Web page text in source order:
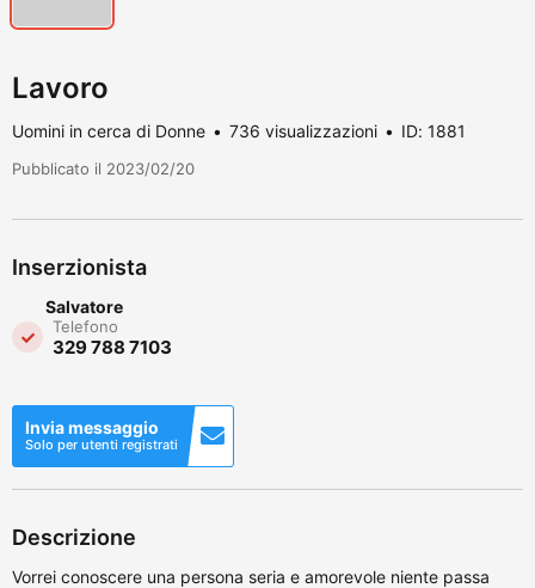
Lavoro
Uomini in cerca di Donne 736 visualizzazioni ID: 1881
Pubblicato il 2023/02/20
Inserzionista
Salvatore
Telefono
329 788 7103
Invia messaggio
Solo per utenti registrati
Descrizione
Vorrei conoscere una persona seria e amorevole niente passa